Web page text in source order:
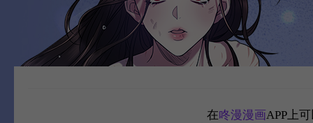
在咚漫漫画APP上